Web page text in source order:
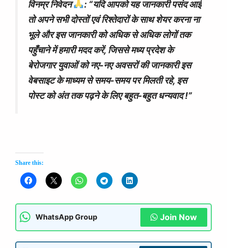
विनम्र निवेदन : “यदि आपको यह जानकारी पसंद आई
तो अपने सभी दोस्तों एवं रिश्तेदारों के साथ शेयर करना ना
भूले और इस जानकारी को अधिक से अधिक लोगों तक
पहुँचाने में हमारी मदद करें, जिससे मध्य प्रदेश के
बेरोजगार युवाओं को नए-नए अवसरों की जानकारी इस
वेबसाइट के माध्यम से समय-समय पर मिलती रहे, इस
पोस्ट को अंत तक पढ़ने के लिए बहुत-बहुत धन्यवाद !”
Share this:
WhatsApp Group Join Now